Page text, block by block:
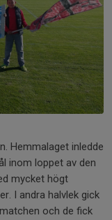
Hemmalaget inledde
inom loppet av den
mycket högt
I andra halvlek gick
och de fick